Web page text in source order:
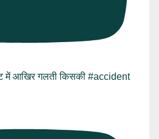
में आखिर गलती किसकी #accident